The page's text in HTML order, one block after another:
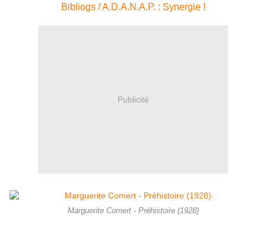
Bibliogs / A.D.A.N.A.P. : Synergie !
Publicité
Marguerite Comert - Préhistoire (1928)